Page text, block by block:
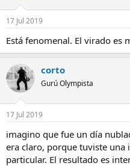
17 Jul 2019
Está fenomenal. El virado es
corto
Gurú Olympista
17 Jul 2019
imagino que fue un día
era claro, porque tuviste
particular. El resultado es